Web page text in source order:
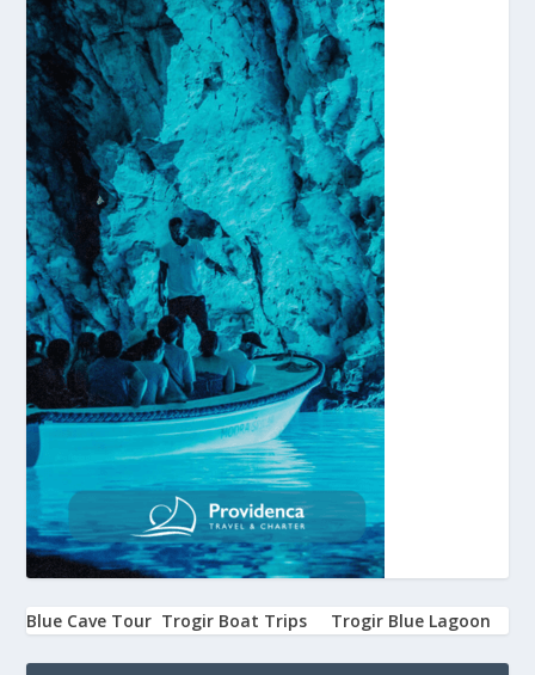
Blue Cave Tour Trogir Boat Trips Trogir Blue Lagoon